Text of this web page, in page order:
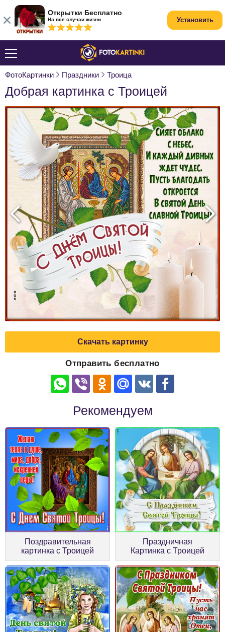
ФотоКартинки Праздники Троица
Добрая картинка с Троицей
Скачать картинку
Отправить бесплатно
Рекомендуем
Поздравительная
картинка с Троицей
Праздничная
Картинка с Троицей
Открытки Бесплатно
На все случаи жизни Установить